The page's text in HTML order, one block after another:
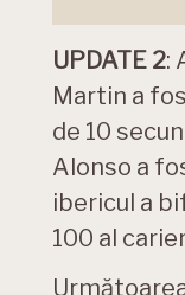
UPDATE 2:
Martin a
de 10
Alonso a
ibericul a
100 al